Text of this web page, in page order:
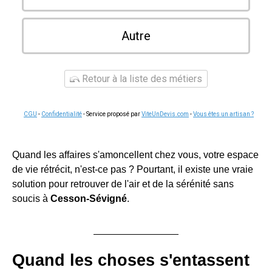
Autre
Retour à la liste des métiers
CGU - Confidentialité- Service proposé parViteUnDevis.com -Vous êtes un artisan ?
Quand les affaires s'amoncellent chez vous, votre espace
de vie rétrécit, n'est-ce pas ? Pourtant, il existe une vraie
solution pour retrouver de l'air et de la sérénité sans
soucis à Cesson-Sévigné.
Quand les choses s'entassent